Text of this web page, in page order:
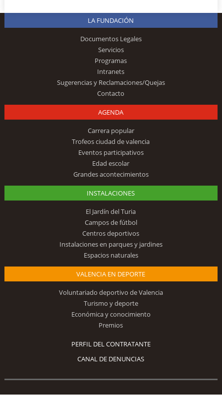
LA FUNDACIÓN
Documentos Legales
Servicios
Programas
Intranets
Sugerencias y Reclamaciones/Quejas
Contacto
AGENDA
Carrera popular
Trofeos ciudad de valencia
Eventos participativos
Edad escolar
Grandes acontecimientos
INSTALACIONES
El Jardín del Turia
Campos de fútbol
Centros deportivos
Instalaciones en parques y jardines
Espacios naturales
VALENCIA EN DEPORTE
Voluntariado deportivo de Valencia
Turismo y deporte
Económica y conocimiento
Premios
PERFIL DEL CONTRATANTE
CANAL DE DENUNCIAS
Síguenos